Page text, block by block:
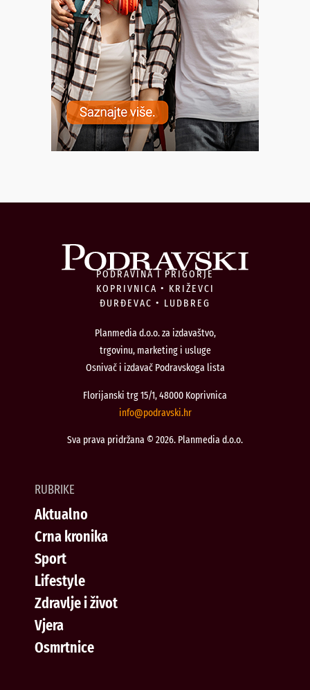
PODRAVINA I PRIGORJE
KOPRIVNICA • KRIŽEVCI
ĐURĐEVAC • LUDBREG
Planmedia d.o.o. za izdavaštvo,
trgovinu, marketing i usluge
Osnivač i izdavač Podravskoga lista
Florijanski trg 15/1, 48000 Koprivnica
rh.iksvardop
@ofni
Sva prava pridržana © 2026. Planmedia d.o.o.
RUBRIKE
Aktualno
Crna kronika
Sport
Lifestyle
Zdravlje i život
Vjera
Osmrtnice